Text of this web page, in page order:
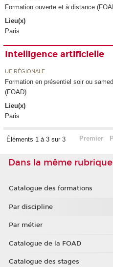
Formation ouverte et à distance
Lieu(x)
Paris
Intelligence artificielle
UE RÉGIONALE
Formation en présentiel soir ou
(FOAD)
Lieu(x)
Paris
Éléments 1 à 3 sur 3 Premier
Dans la même rubrique
Catalogue des formations
Par discipline
Par métier
Catalogue de la FOAD
Catalogue des stages